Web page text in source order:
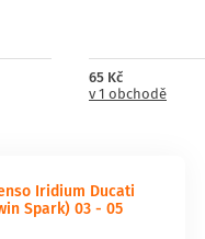
65 Kč
v 1 obchodě
Iridium Ducati
Spark) 03 - 05